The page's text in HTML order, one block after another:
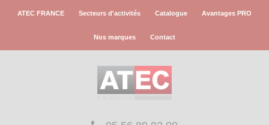
ATEC FRANCE Secteurs d'activités Catalogue Avantages PRO
Nos marques Contact